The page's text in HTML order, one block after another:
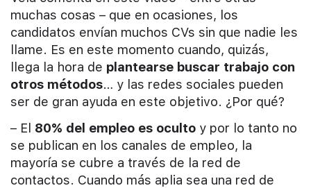
muchas cosas – que en ocasiones, los
candidatos envían muchos CVs sin que nadie les
llame. Es en este momento cuando, quizás,
llega la hora de plantearse buscar trabajo con
otros métodos… y las redes sociales pueden
ser de gran ayuda en este objetivo. ¿Por qué?
– El 80% del empleo es oculto y por lo tanto no
se publican en los canales de empleo, la
mayoría se cubre a través de la red de
contactos. Cuando más aplia sea una red de